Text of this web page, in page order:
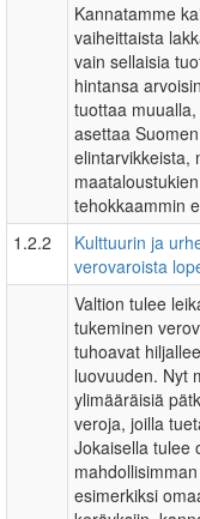
Kannatamme
vaiheittaista
vain sellaisia
hintansa
tuottaa
asettaa
elintarvikkeista,
tehokkaammin
1.2.2
Kulttuurin ja
verovaroista
Valtion tulee
tukeminen
tuhoavat
luovuuden. Nyt
ylimääräisiä
veroja, joilla
Jokaisella tulee
esimerkiksi